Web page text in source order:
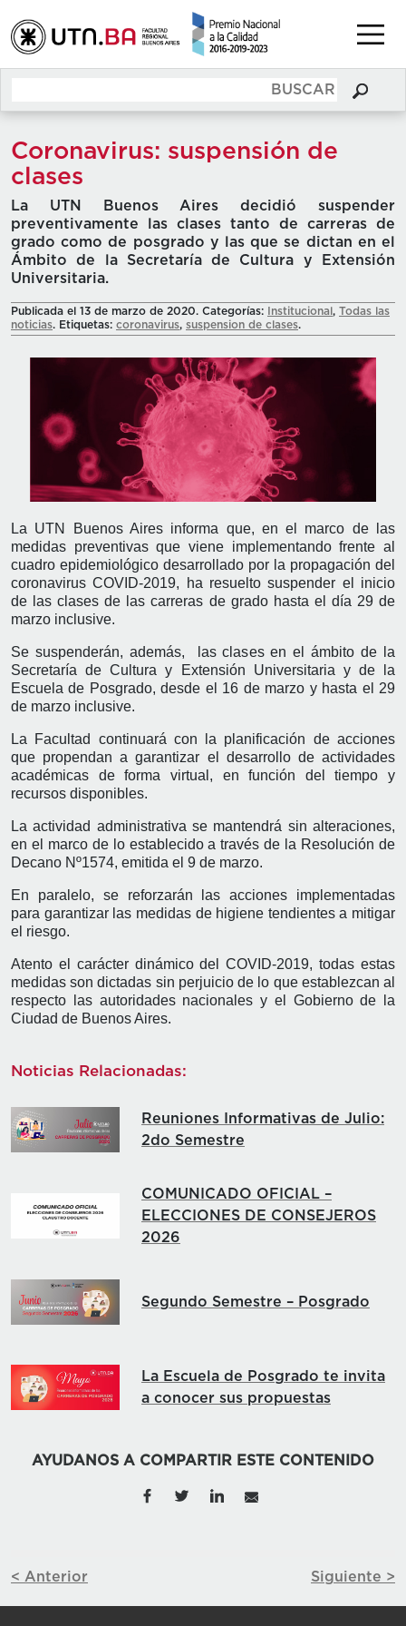
Coronavirus: suspensión de
clases
La UTN Buenos Aires decidió suspender
preventivamente las clases tanto de carreras de
grado como de posgrado y las que se dictan en el
Ámbito de la Secretaría de Cultura y Extensión
Universitaria.
Publicada el 13 de marzo de 2020. Categorías: Institucional , Todas las
noticias. Etiquetas: coronavirus, suspension de clases.
La UTN Buenos Aires informa que, en el marco de las
medidas preventivas que viene implementando frente al
cuadro epidemiológico desarrollado por la propagación del
coronavirus COVID-2019, ha resuelto suspender el inicio
de las clases de las carreras de grado hasta el día 29 de
marzo inclusive.
Se suspenderán, además, las clases en el ámbito de la
Secretaría de Cultura y Extensión Universitaria y de la
Escuela de Posgrado, desde el 16 de marzo y hasta el 29
de marzo inclusive.
La Facultad continuará con la planificación de acciones
que propendan a garantizar el desarrollo de actividades
académicas de forma virtual, en función del tiempo y
recursos disponibles.
La actividad administrativa se mantendrá sin alteraciones,
en el marco de lo establecido a través de la Resolución de
Decano Nº1574, emitida el 9 de marzo.
En paralelo, se reforzarán las acciones implementadas
para garantizar las medidas de higiene tendientes a mitigar
el riesgo.
Atento el carácter dinámico del COVID-2019, todas estas
medidas son dictadas sin perjuicio de lo que establezcan al
respecto las autoridades nacionales y el Gobierno de la
Ciudad de Buenos Aires.
Noticias Relacionadas:
Reuniones Informativas de Julio:
2do Semestre
COMUNICADO OFICIAL –
ELECCIONES DE CONSEJEROS
2026
Segundo Semestre – Posgrado
La Escuela de Posgrado te invita
a conocer sus propuestas
AYUDANOS A COMPARTIR ESTE CONTENIDO
< Anterior Siguiente >